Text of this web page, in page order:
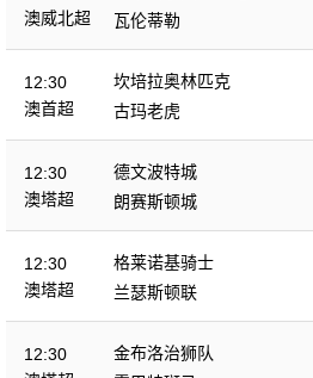
澳威北超
瓦伦蒂勒
12:30
澳首超
坎培拉奥林匹克
古玛老虎
12:30
澳塔超
德文波特城
朗赛斯顿城
12:30
澳塔超
格莱诺基骑士
兰瑟斯顿联
12:30
金布洛治狮队